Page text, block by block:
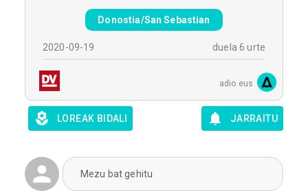
Donostia/San Sebastian
2020-09-19 duela 6 urte
adio.eus
LOREAK BIDALI JARRAITU
Mezu bat gehitu